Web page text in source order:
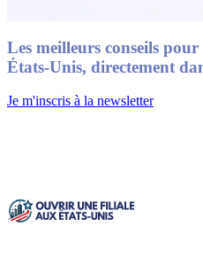
Les meilleurs conseils
États-Unis, directement
Je m'inscris à la newsletter